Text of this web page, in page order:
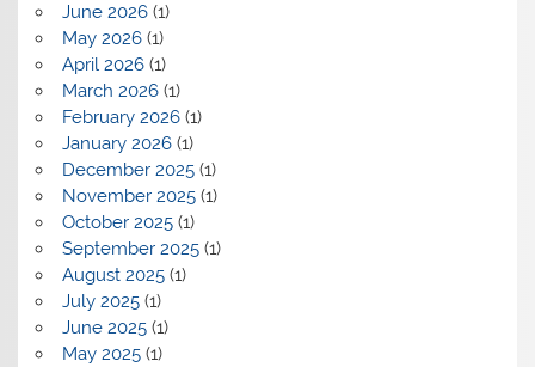
June 2026(1)
May 2026(1)
April 2026(1)
March 2026(1)
February 2026(1)
January 2026(1)
December 2025(1)
November 2025(1)
October 2025(1)
September 2025(1)
August 2025(1)
July 2025(1)
June 2025(1)
May 2025(1)